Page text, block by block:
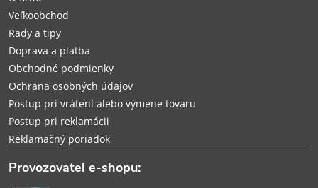
e
Veľkoobchod
Rady a tipy
Doprava a platba
Obchodné podmienky
Ochrana osobných údajov
Postup pri vrátení alebo výmene tovaru
Postup pri reklamácii
Reklamačný poriadok
Provozovatel e-shopu: